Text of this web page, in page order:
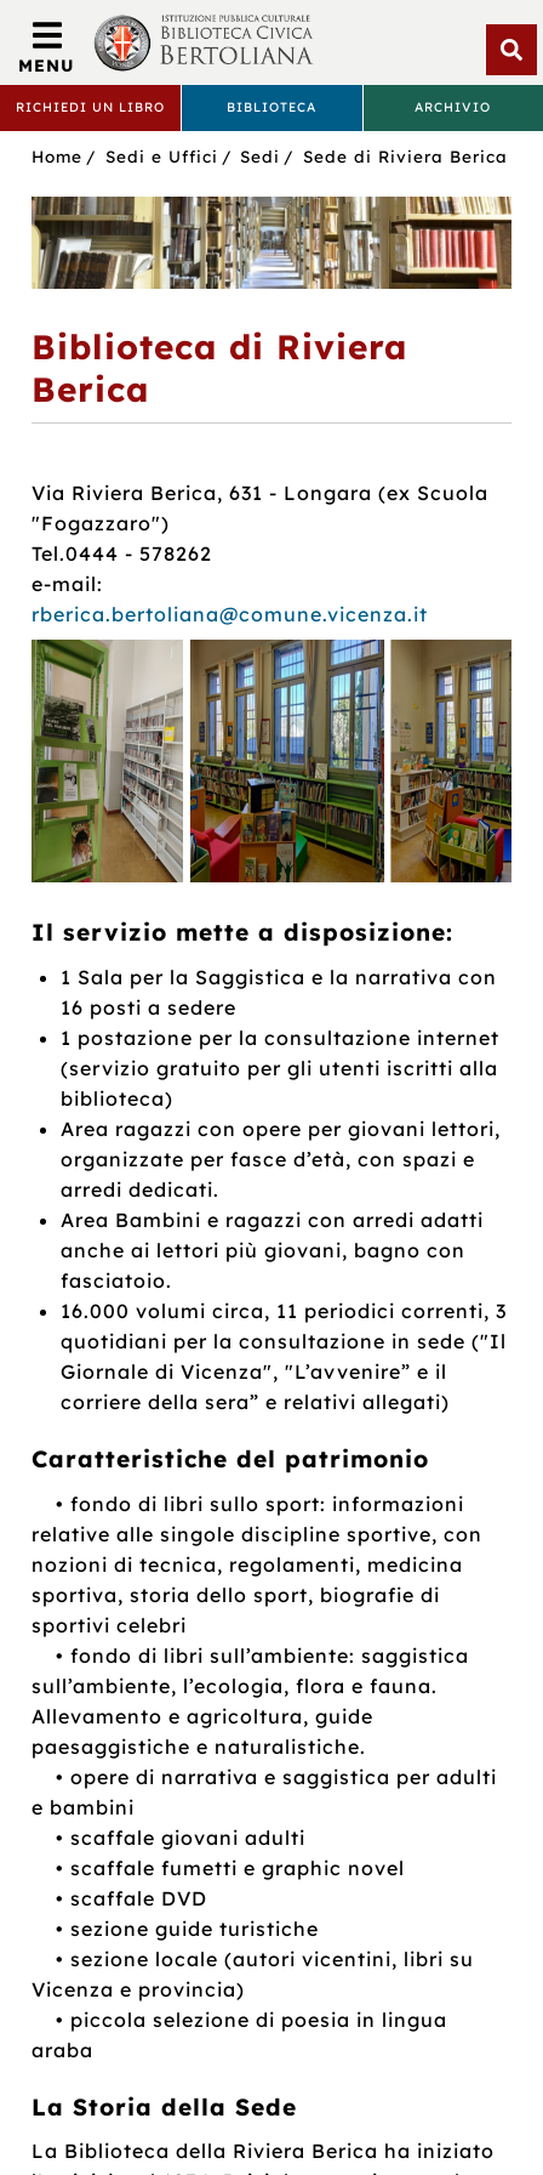
BIBLIOTECA
BERTOLIANA
RICHIEDI UN LIBRO BIBLIOTECA ARCHIVIO
MENU
Bertoliana
Sei
Home Sedi e Uffici Sedi Sede di Riviera Berica
Biblioteca di Riviera
Berica
Via Riviera Berica, 631 - Longara (ex Scuola
"Fogazzaro")
Tel.0444 - 578262
e-mail:
rberica.bertoliana@comune.vicenza.it
Il servizio mette a disposizione:
1 Sala per la Saggistica e la narrativa con
16 posti a sedere
1 postazione per la consultazione internet
(servizio gratuito per gli utenti iscritti alla
biblioteca)
Area ragazzi con opere per giovani lettori,
organizzate per fasce d’età, con spazi e
arredi dedicati.
Area Bambini e ragazzi con arredi adatti
anche ai lettori più giovani, bagno con
fasciatoio.
16.000 volumi circa, 11 periodici correnti, 3
quotidiani per la consultazione in sede ("Il
Giornale di Vicenza", "L’avvenire” e il
corriere della sera” e relativi allegati)
Caratteristiche del patrimonio
• fondo di libri sullo sport: informazioni
relative alle singole discipline sportive, con
nozioni di tecnica, regolamenti, medicina
sportiva, storia dello sport, biografie di
sportivi celebri
• fondo di libri sull’ambiente: saggistica
sull’ambiente, l’ecologia, flora e fauna.
Allevamento e agricoltura, guide
paesaggistiche e naturalistiche.
• opere di narrativa e saggistica per adulti
e bambini
• scaffale giovani adulti
• scaffale fumetti e graphic novel
• scaffale DVD
• sezione guide turistiche
• sezione locale (autori vicentini, libri su
Vicenza e provincia)
• piccola selezione di poesia in lingua
araba
La Storia della Sede
La Biblioteca della Riviera Berica ha iniziato